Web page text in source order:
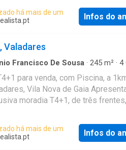
se encontra a zona social, com
jantar, cozinha totalmente
e wc social; deste espaço é
há mais de um
Infos do
Valadares
Francisco De Sousa · 245 m² · 4
para venda, com Piscina, a
Vila Nova de Gaia
moradia T4+1, de três frentes,
km da praia, ideal para quem
e qualidade de vida
uma excelente exposição solar,
há mais de um
Infos do